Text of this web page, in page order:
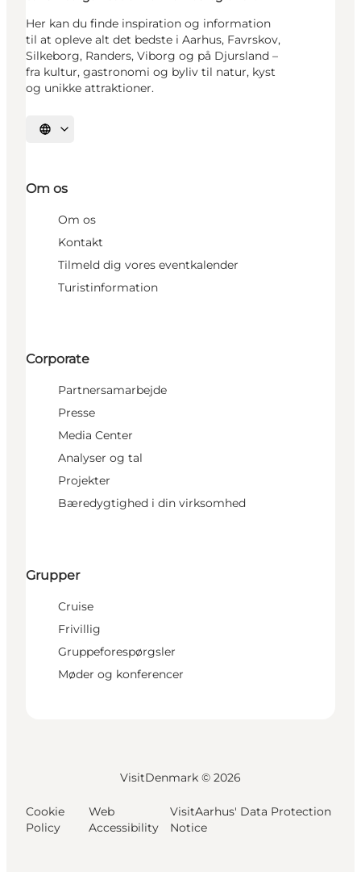
Her kan du finde inspiration og information
til at opleve alt det bedste i Aarhus, Favrskov,
Silkeborg, Randers, Viborg og på Djursland –
fra kultur, gastronomi og byliv til natur, kyst
og unikke attraktioner.
Vælg sprog
Om os
Om os
Kontakt
Tilmeld dig vores eventkalender
Turistinformation
Corporate
Partnersamarbejde
Presse
Media Center
Analyser og tal
Projekter
Bæredygtighed i din virksomhed
Grupper
Cruise
Frivillig
Gruppeforespørgsler
Møder og konferencer
VisitDenmark © 2026
Cookie
Policy
Web
Accessibility
VisitAarhus' Data Protection
Notice